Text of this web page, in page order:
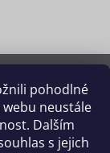
pohodlné
neustále
Dalším
s jejich
vyhrazena.